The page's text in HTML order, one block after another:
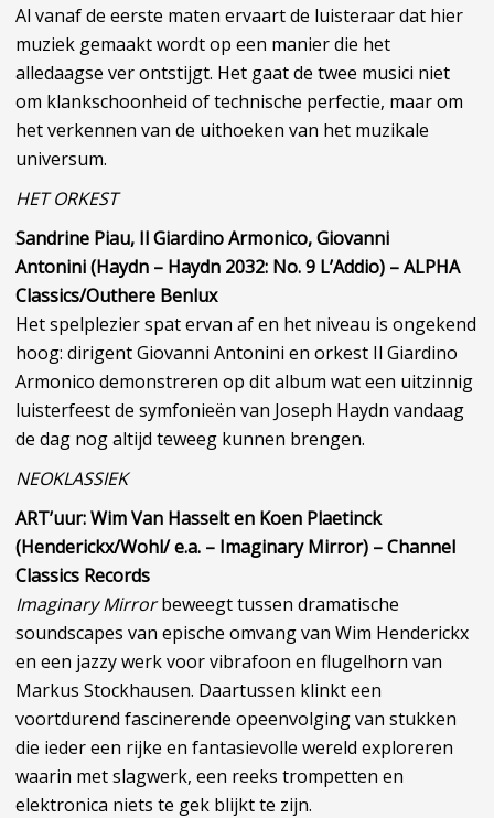
Al vanaf de eerste maten ervaart de luisteraar dat hier
muziek gemaakt wordt op een manier die het
alledaagse ver ontstijgt. Het gaat de twee musici niet
om klankschoonheid of technische perfectie, maar om
het verkennen van de uithoeken van het muzikale
universum.
HET ORKEST
Sandrine Piau, Il Giardino Armonico, Giovanni
Antonini(Haydn – Haydn 2032: No. 9 L’Addio) – ALPHA
Classics/Outhere Benlux
Het spelplezier spat ervan af en het niveau is ongekend
hoog: dirigent Giovanni Antonini en orkest Il Giardino
Armonico demonstreren op dit album wat een uitzinnig
luisterfeest de symfonieën van Joseph Haydn vandaag
de dag nog altijd teweeg kunnen brengen.
NEOKLASSIEK
ART’uur: Wim Van Hasselt en Koen Plaetinck
(Henderickx/Wohl/ e.a. – Imaginary Mirror) – Channel
Classics Records
Imaginary Mirrorbeweegt tussen dramatische
soundscapes van epische omvang van Wim Henderickx
en een jazzy werk voor vibrafoon en flugelhorn van
Markus Stockhausen. Daartussen klinkt een
voortdurend fascinerende opeenvolging van stukken
die ieder een rijke en fantasievolle wereld exploreren
waarin met slagwerk, een reeks trompetten en
elektronica niets te gek blijkt te zijn.